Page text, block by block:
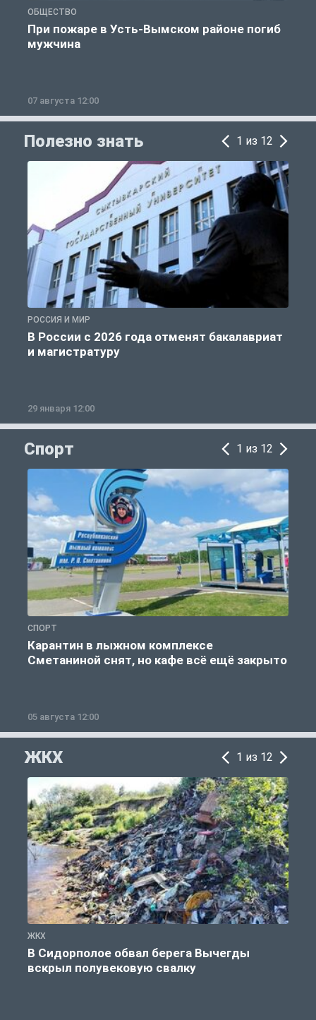
ОБЩЕСТВО
При пожаре в Усть-Вымском районе погиб
мужчина
07 августа 12:00
Полезно знать 1 из 12
РОССИЯ И МИР
В России с 2026 года отменят бакалавриат
и магистратуру
29 января 12:00
Спорт 1 из 12
СПОРТ
Карантин в лыжном комплексе
Сметаниной снят, но кафе всё ещё закрыто
05 августа 12:00
ЖКХ 1 из 12
ЖКХ
В Сидорполое обвал берега Вычегды
вскрыл полувековую свалку